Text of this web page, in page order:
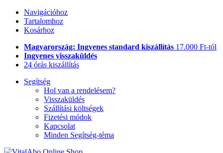
Navigációhoz
Tartalomhoz
Kosárhoz
Magyarország: Ingyenes standard kiszállítás 17.000 Ft-tól
Ingyenes visszaküldés
24 órás kiszállítás
Segítség
Hol van a rendelésem?
Visszaküldés
Szállítási költségek
Fizetési módok
Kapcsolat
Minden Segítség-téma